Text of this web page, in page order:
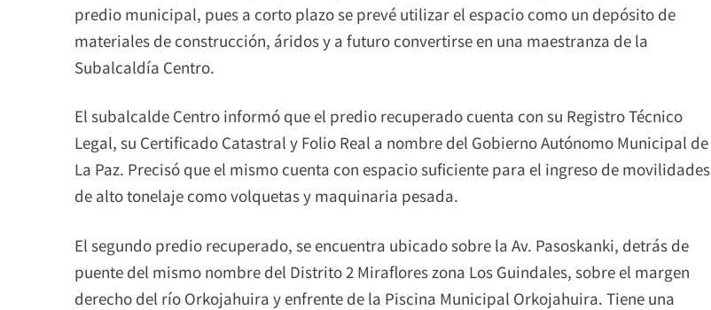
predio municipal, pues a corto plazo se prevé utilizar el espacio como un depósito de
materiales de construcción, áridos y a futuro convertirse en una maestranza de la
Subalcaldía Centro.
El subalcalde Centro informó que el predio recuperado cuenta con su Registro Técnico
Legal, su Certificado Catastral y Folio Real a nombre del Gobierno Autónomo Municipal de
La Paz. Precisó que el mismo cuenta con espacio suficiente para el ingreso de movilidades
de alto tonelaje como volquetas y maquinaria pesada.
El segundo predio recuperado, se encuentra ubicado sobre la Av. Pasoskanki, detrás de
puente del mismo nombre del Distrito 2 Miraflores zona Los Guindales, sobre el margen
derecho del río Orkojahuira y enfrente de la Piscina Municipal Orkojahuira. Tiene una